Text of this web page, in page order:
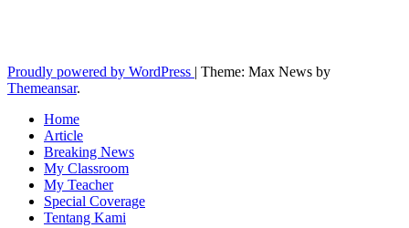
Proudly powered by WordPress | Theme: Max News by
Themeansar.
Home
Article
Breaking News
My Classroom
My Teacher
Special Coverage
Tentang Kami